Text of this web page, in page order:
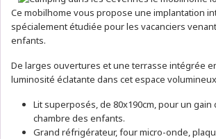
Ce mobilhome vous propose une implantation
spécialement étudiée pour les vacanciers
enfants.
De larges ouvertures et une terrasse intégrée
luminosité éclatante dans cet espace
Lit superposés, de 80x190cm, pour un gain
chambre des enfants.
Grand réfrigérateur, four micro-onde,